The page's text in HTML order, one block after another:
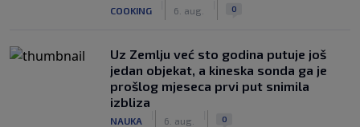
COOKING 6. aug. 0
Uz Zemlju već sto godina putuje još
jedan objekat, a kineska sonda ga je
prošlog mjeseca prvi put snimila
izbliza
NAUKA 6. aug. 0